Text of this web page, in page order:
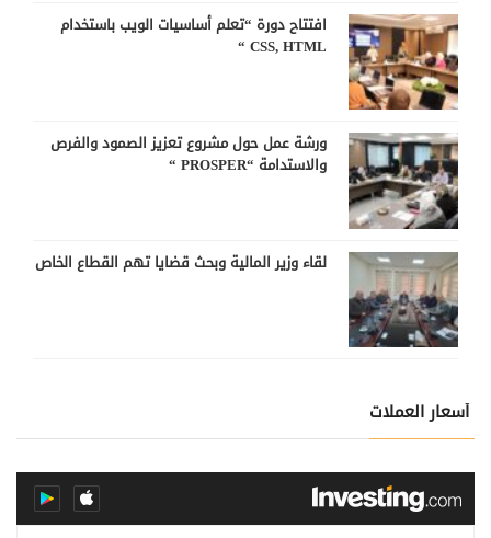
افتتاح دورة “تعلم أساسيات الويب باستخدام
CSS, HTML “
ورشة عمل حول مشروع تعزيز الصمود والفرص
والاستدامة “PROSPER “
لقاء وزير المالية وبحث قضايا تهم القطاع الخاص
أسعار العملات